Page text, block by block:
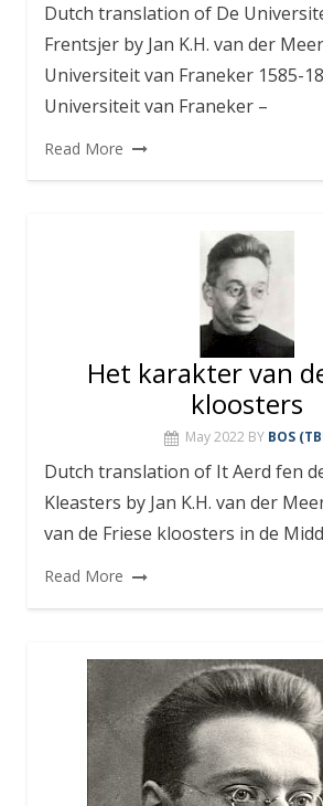
Dutch translation of De
Frentsjer by Jan K.H. van der
Universiteit van Franeker 1585-
Universiteit van Franeker –
Read More
Het karakter van
kloosters
May 2022 BY BOS
Dutch translation of It Aerd fen
Kleasters by Jan K.H. van der
van de Friese kloosters in de
Read More